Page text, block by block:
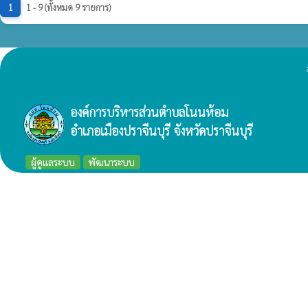
1 1 - 9 (ทั้งหมด 9 รายการ)
องค์การบริหารส่วนตำบลโนนห้อม
อำเภอเมืองปราจีนบุรี จังหวัดปราจีนบุรี
ผู้ดูแลระบบ พัฒนาระบบ